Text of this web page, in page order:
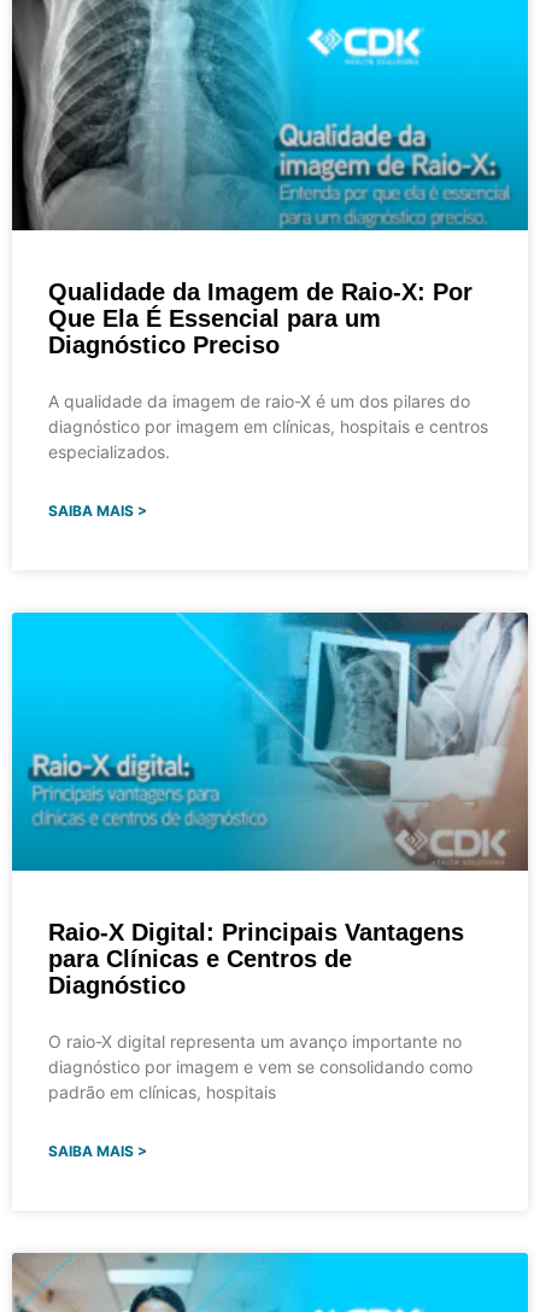
Qualidade da Imagem de Raio-X: Por
Que Ela É Essencial para um
Diagnóstico Preciso
A qualidade da imagem de raio-X é um dos pilares do
diagnóstico por imagem em clínicas, hospitais e centros
especializados.
SAIBA MAIS >
Raio-X Digital: Principais Vantagens
para Clínicas e Centros de
Diagnóstico
O raio-X digital representa um avanço importante no
diagnóstico por imagem e vem se consolidando como
padrão em clínicas, hospitais
SAIBA MAIS >